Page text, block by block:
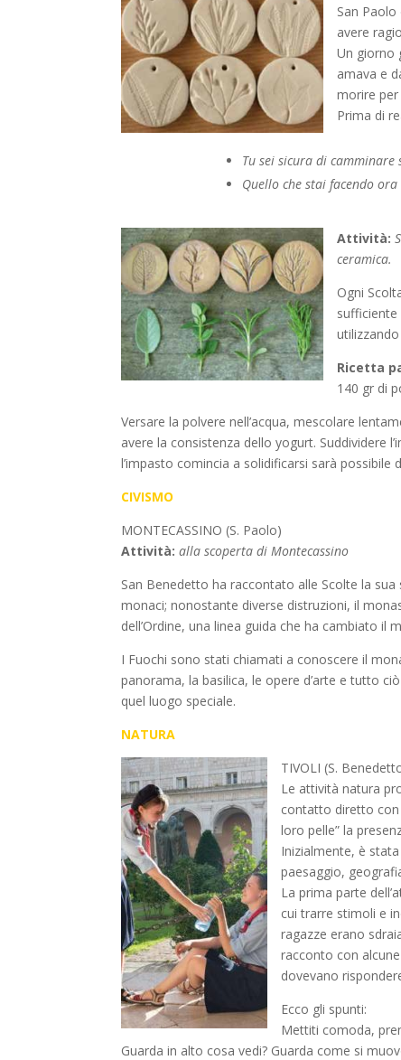
San
avere
Un giorno
amava e
morire per
Prima di
Tu sei sicura di
Quello che stai facendo
Attività:
ceramica.
Ogni
Ricetta
140 gr di
Versare la polvere nell’acqua, mescolare
avere la consistenza dello yogurt. Suddividere
l’impasto comincia a solidificarsi sarà possibile
CIVISMO
MONTECASSINO (S. Paolo)
Attività: alla scoperta di Montecassino
San Benedetto ha raccontato alle Scolte la
monaci; nonostante diverse distruzioni, il
dell’Ordine, una linea guida che ha cambiato il
I Fuochi sono stati chiamati a conoscere il
panorama, la basilica, le opere d’arte e tutto
quel luogo speciale.
NATURA
TIVOLI (S.
Le attività natura
contatto diretto con
loro pelle” la
Inizialmente, è
paesaggio,
La prima parte
cui trarre stimoli e
ragazze erano
racconto con
dovevano
Ecco gli spunti:
Mettiti comoda,
Guarda in alto cosa vedi? Guarda come si